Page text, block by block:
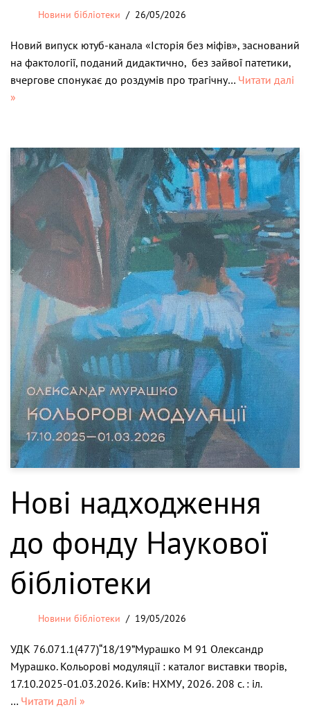
Новини бібліотеки 26/05/2026
Новий випуск ютуб-канала «Історія без міфів», заснований
на фактології, поданий дидактично, без зайвої патетики,
вчергове спонукає до роздумів про трагічну… Читати далі
»
Нові надходження
до фонду Наукової
бібліотеки
Новини бібліотеки 19/05/2026
УДК 76.071.1(477)“18/19”Мурашко М 91 Олександр
Мурашко. Кольорові модуляції : каталог виставки творів,
17.10.2025-01.03.2026. Київ: НХМУ, 2026. 208 с. : іл.
… Читати далі »